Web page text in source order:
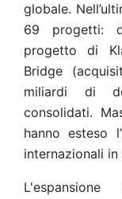
globale.
69 progetti:
progetto di
Bridge
miliardi di
consolidati.
hanno esteso
internazionali